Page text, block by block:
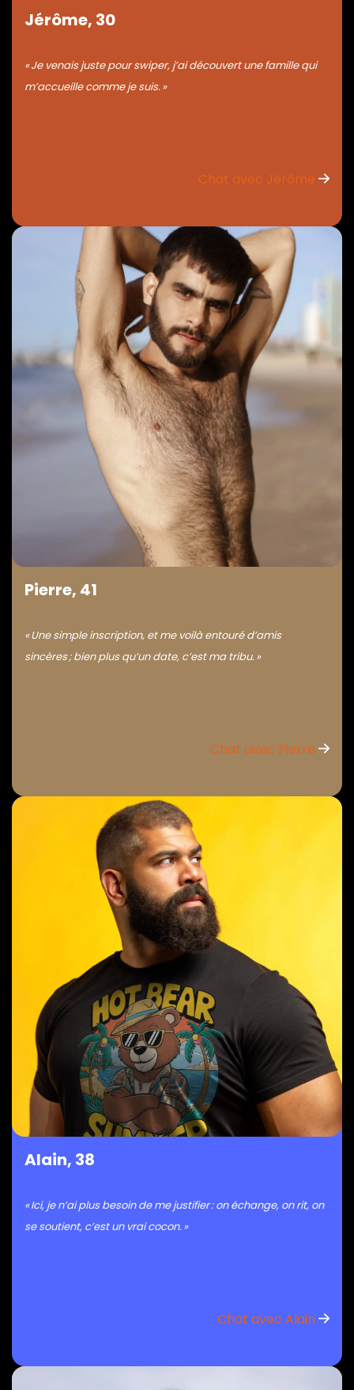
Jérôme, 30
« Je venais juste pour swiper, j’ai découvert une famille qui
m’accueille comme je suis. »
Chat avec Jérôme
Pierre, 41
« Une simple inscription, et me voilà entouré d’amis
sincères ; bien plus qu’un date, c’est ma tribu. »
Chat avec Pierre
Alain, 38
« Ici, je n’ai plus besoin de me justifier : on échange, on rit, on
se soutient, c’est un vrai cocon. »
Chat avec Alain